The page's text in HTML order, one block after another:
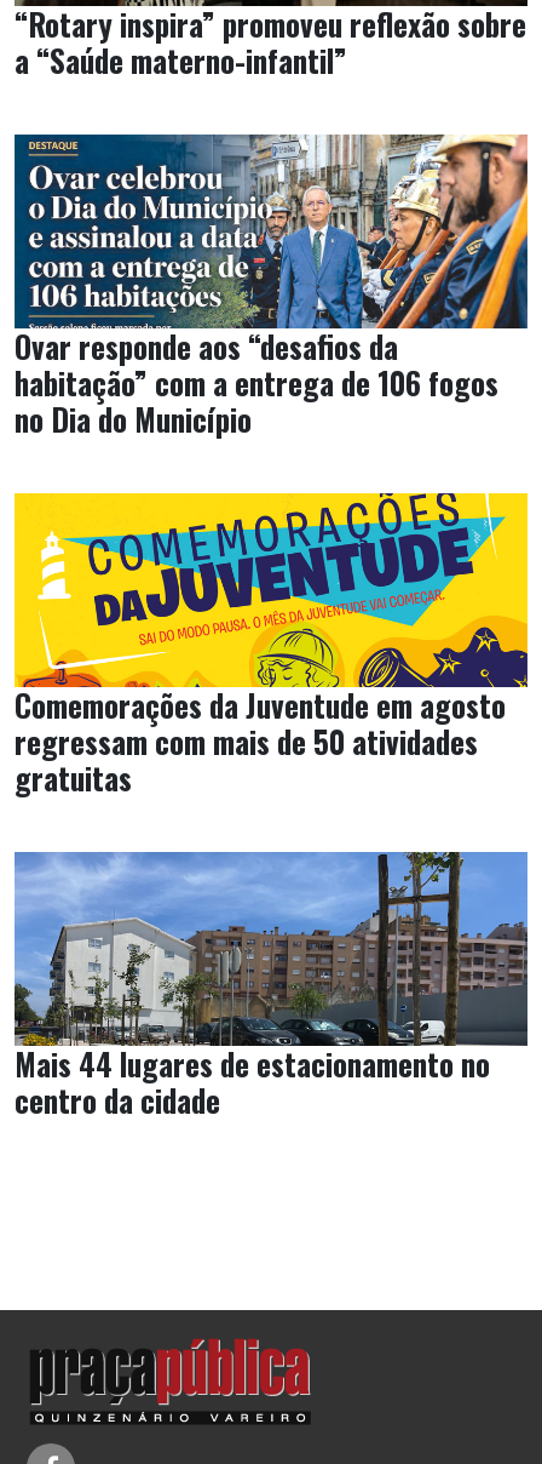
“Rotary inspira” promoveu reflexão sobre
a “Saúde materno-infantil”
Ovar responde aos “desafios da
habitação” com a entrega de 106 fogos
no Dia do Município
Comemorações da Juventude em agosto
regressam com mais de 50 atividades
gratuitas
Mais 44 lugares de estacionamento no
centro da cidade